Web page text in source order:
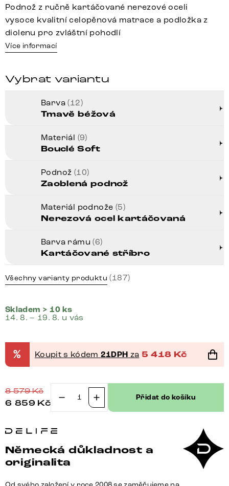
Podnož z ručně kartáčované nerezové oceli
vysoce kvalitní celopěnová matrace a podložka z
diolenu pro zvláštní pohodlí
Více informací
Vybrat variantu
Barva(12)
Tmavě béžová
Materiál (9)
Bouclé Soft
Podnož (10)
Zaoblená podnož
Materiál podnože (5)
Nerezová ocel kartáčovaná
Barva rámu(6)
Kartáčované stříbro
Všechny varianty produktu (187)
Skladem > 10 ks
14. 8. – 19. 8. u vás
% Koupit s kódem 21DPH za 5 418 Kč
8 579Kč
6 859 Kč
Clea-
bouclé
měkký
tmavě
Přidat do košíku
Německá důkladnost a
originalita